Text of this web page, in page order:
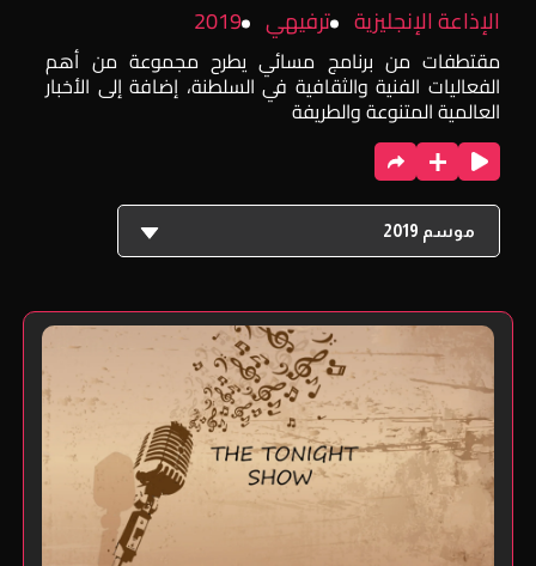
الإذاعة الإنجليزية
ترفيهي 2019
مقتطفات من برنامج مسائي يطرح مجموعة من أهم
الفعاليات الفنية والثقافية في السلطنة، إضافة إلى الأخبار
العالمية المتنوعة والطريفة
موسم 2019